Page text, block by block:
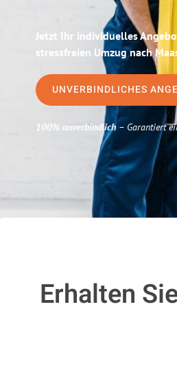
Jetzt Ihr individuelles
stressfreien Umzug nach
UNVERBINDLICHES
100% unverbindlich– Garantiert
Erhalten